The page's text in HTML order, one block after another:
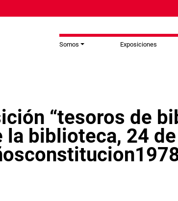
Somos Exposiciones
“tesoros de
la biblioteca, 24